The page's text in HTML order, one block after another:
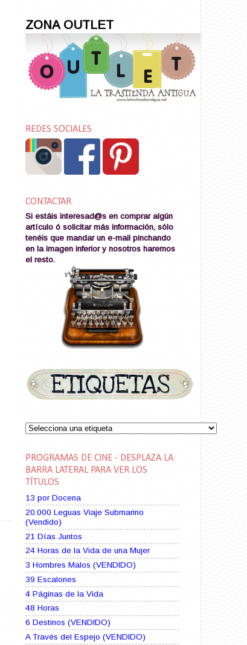
ZONA OUTLET
REDES SOCIALES
CONTACTAR
Si estáis interesad@s en comprar algún
artículo ó solicitar más información, sólo
tenéis que mandar un e-mail pinchando
en la imagen inferior y nosotros haremos
el resto.
PROGRAMAS DE CINE - DESPLAZA LA
BARRA LATERAL PARA VER LOS
TÍTULOS
13 por Docena
20.000 Leguas Viaje Submarino
(Vendido)
21 Días Juntos
24 Horas de la Vida de una Mujer
3 Hombres Malos (VENDIDO)
39 Escalones
4 Páginas de la Vida
48 Horas
6 Destinos (VENDIDO)
A Través del Espejo (VENDIDO)